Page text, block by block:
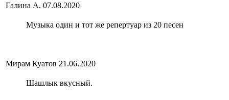
Галина А. 07.08.2020
Музыка один и тот же репертуар из 20 песен
Мирам Куатов 21.06.2020
Шашлык вкусный.